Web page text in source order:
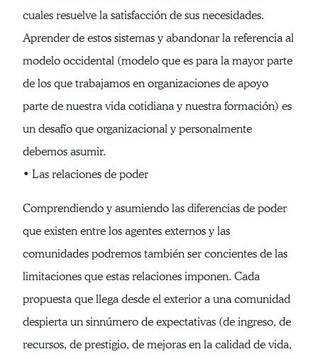
cuales resuelve la satisfacción de sus necesidades.
Aprender de estos sistemas y abandonar la referencia al
modelo occidental (modelo que es para la mayor parte
de los que trabajamos en organizaciones de apoyo
parte de nuestra vida cotidiana y nuestra formación) es
un desafío que organizacional y personalmente
debemos asumir.
• Las relaciones de poder
Comprendiendo y asumiendo las diferencias de poder
que existen entre los agentes externos y las
comunidades podremos también ser concientes de las
limitaciones que estas relaciones imponen. Cada
propuesta que llega desde el exterior a una comunidad
despierta un sinnúmero de expectativas (de ingreso, de
recursos, de prestigio, de mejoras en la calidad de vida,